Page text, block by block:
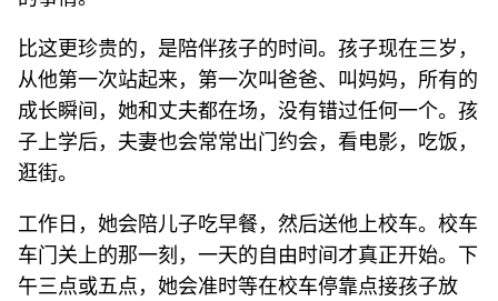
比这更珍贵的，是陪伴孩子的时间。孩子现在三岁，
从他第一次站起来，第一次叫爸爸、叫妈妈，所有的
成长瞬间，她和丈夫都在场，没有错过任何一个。孩
子上学后，夫妻也会常常出门约会，看电影，吃饭，
逛街。
工作日，她会陪儿子吃早餐，然后送他上校车。校车
车门关上的那一刻，一天的自由时间才真正开始。下
午三点或五点，她会准时等在校车停靠点接孩子放